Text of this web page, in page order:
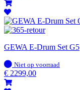
GEWA E-Drum Set G5
Op
voorraad
Niet op voorraad
€ 2299,00